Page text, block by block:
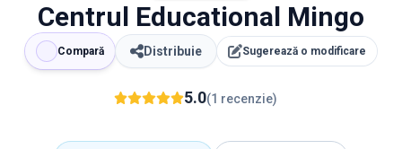
Centrul Educational Mingo
Compară Distribuie Sugerează o modificare
5.0(1 recenzie)